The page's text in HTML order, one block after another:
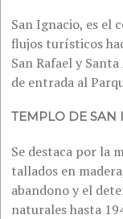
San Ignacio, es el
flujos turísticos
San Rafael y
de entrada al
TEMPLO DE SAN
Se destaca por la
tallados en
abandono y el
naturales hasta